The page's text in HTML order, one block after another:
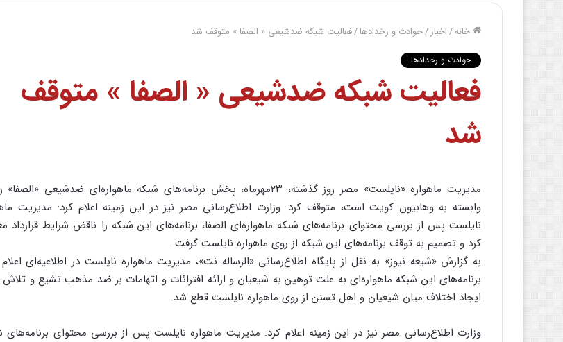
خانه/اخبار /حوادث و رخدادها/فعالیت شبکه ضدشیعی « الصفا » متوقف شد
حوادث و رخدادها
فعالیت شبکه ضدشیعی « الصفا » متوقف
شد
مدیریت ماهواره «نایلست» مصر روز گذشته، ۲۳‌‌مهرماه، پخش برنامه‌های شبکه ماهواره‌ای ضدشیعی
وابسته به وهابیون کویت است، متوقف کرد. وزارت اطلاع‌رسانی مصر نیز در این زمینه اعلام کرد: مدیریت
نایلست پس از بررسی محتوای برنامه‌های شبکه ماهواره‌ای الصفا، برنامه‌های این شبکه را ناقض شرایط قرارداد
کرد و تصمیم به توقف برنامه‌های این شبکه از روی ماهواره نایلست گرفت.
به گزارش «شیعه نیوز» به نقل از پایگاه اطلاع‌رسانی «الرساله نت»، مدیریت ماهواره نایلست در اطلاعیه‌ای
برنامه‌های این شبکه ماهواره‌ای به علت توهین به شیعیان و ارائه افترائات و اتهامات بر ضد مذهب تشیع و تلاش
ایجاد اختلاف میان شیعیان و اهل تسنن از روی ماهواره نایلست قطع شد.
وزارت اطلاع‌رسانی مصر نیز در این زمینه اعلام کرد: مدیریت ماهواره نایلست پس از بررسی محتوای برنامه‌های